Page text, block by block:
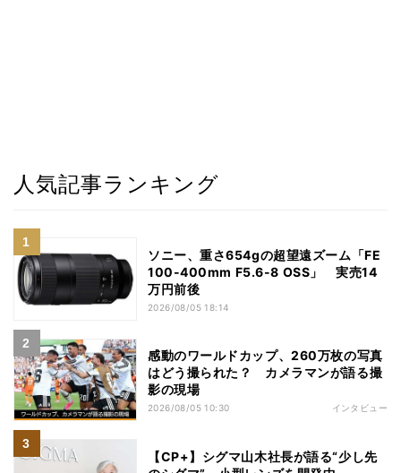
人気記事ランキング
ソニー、重さ654gの超望遠ズーム「FE
100-400mm F5.6-8 OSS」 実売14
万円前後
2026/08/05 18:14
感動のワールドカップ、260万枚の写真
はどう撮られた？ カメラマンが語る撮
影の現場
2026/08/05 10:30 インタビュー
【CP+】シグマ山木社長が語る“少し先